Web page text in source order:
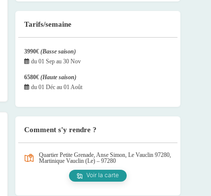
Tarifs/semaine
3990€ (Basse saison)
du 01 Sep au 30 Nov
6580€ (Haute saison)
du 01 Déc au 01 Août
Comment s'y rendre ?
Quartier Petite Grenade, Anse Simon, Le Vauclin 97280,
Martinique Vauclin (Le) – 97280
Voir la carte